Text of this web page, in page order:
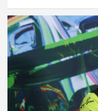
a
i
C
o
m
i
u
o
B
a
h
r
a
n
:
a